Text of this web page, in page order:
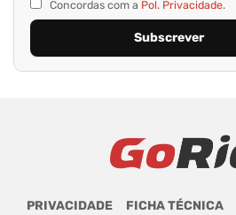
Concordas com a Pol. Privacidade.
PRIVACIDADE FICHA TÉCNICA